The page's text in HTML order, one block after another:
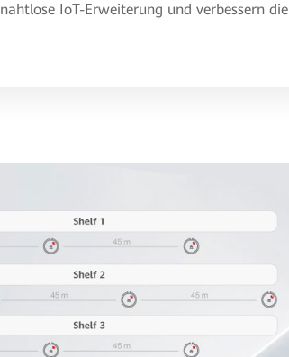
IoT-Erweiterung und verbessern die